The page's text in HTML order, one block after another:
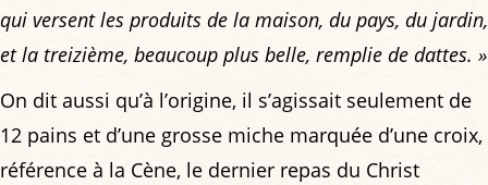
qui versent les produits de la maison, du pays, du jardin,
et la treizième, beaucoup plus belle, remplie de dattes. »
On dit aussi qu’à l’origine, il s’agissait seulement de
12 pains et d’une grosse miche marquée d’une croix,
référence à la Cène, le dernier repas du Christ